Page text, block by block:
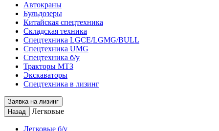
Автокраны
Бульдозеры
Китайская спецтехника
Складская техника
Спецтехника LGCE/LGMG/BULL
Спецтехника UMG
Спецтехника б/у
Тракторы МТЗ
Экскаваторы
Спецтехника в лизинг
Заявка на лизинг
Назад
Легковые
Легковые б/у